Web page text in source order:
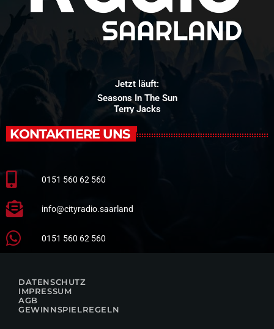
Jetzt läuft:
Seasons In The Sun
Terry Jacks
KONTAKTIERE UNS
0151 560 62 560
info@cityradio.saarland
0151 560 62 560
DATENSCHUTZ
IMPRESSUM
AGB
GEWINNSPIELREGELN